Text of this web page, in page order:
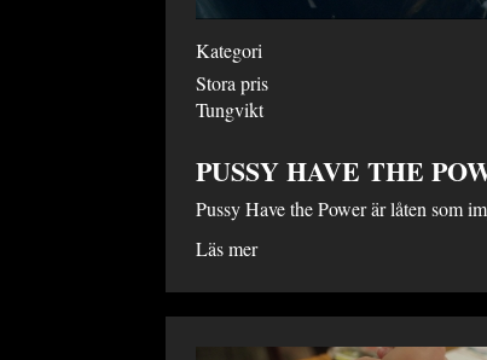
Kategori
Stora pris
Tungvikt
PUSSY HAVE THE
Pussy Have the Power är låten som
Läs mer